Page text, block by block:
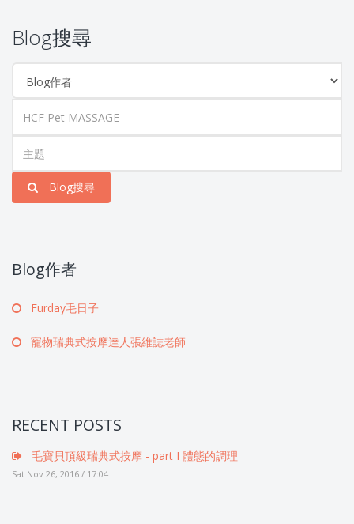
Blog搜尋
Blog搜尋
Blog作者
Furday毛日子
寵物瑞典式按摩達人張維誌老師
RECENT POSTS
毛寶貝頂級瑞典式按摩 - part I 體態的調理
Sat Nov 26, 2016 / 17:04